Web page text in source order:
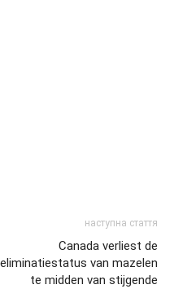
наступна стаття
Canada verliest de
eliminatiestatus van mazelen
te midden van stijgende